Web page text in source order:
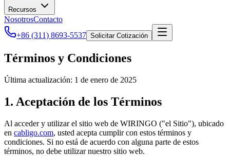
Recursos
NosotrosContacto
+86 (311) 8693-5537 Solicitar Cotización
Términos y Condiciones
Última actualización: 1 de enero de 2025
1. Aceptación de los Términos
Al acceder y utilizar el sitio web de WIRINGO ("el Sitio"), ubicado
en cabligo.com, usted acepta cumplir con estos términos y
condiciones. Si no está de acuerdo con alguna parte de estos
términos, no debe utilizar nuestro sitio web.